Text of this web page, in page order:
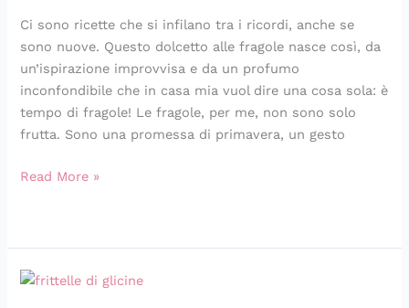
Ci sono ricette che si infilano tra i ricordi, anche se
sono nuove. Questo dolcetto alle fragole nasce così, da
un’ispirazione improvvisa e da un profumo
inconfondibile che in casa mia vuol dire una cosa sola: è
tempo di fragole! Le fragole, per me, non sono solo
frutta. Sono una promessa di primavera, un gesto
e
irresistibile
Read More »
Frittelle